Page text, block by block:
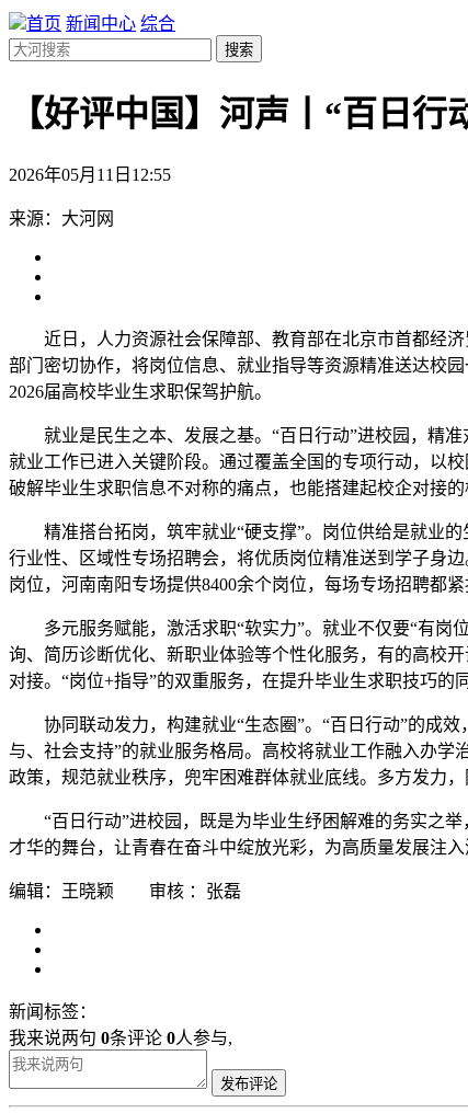
首页 新闻中心 综合
搜索
【好评中国】河声丨“百日
2026年05月11日12:55
来源：大河网
近日，人力资源社会保障部、教育部在北京市首都经
部门密切协作，将岗位信息、就业指导等资源精准送达校
2026届高校毕业生求职保驾护航。
就业是民生之本、发展之基。“百日行动”进校园，精
就业工作已进入关键阶段。通过覆盖全国的专项行动，以
破解毕业生求职信息不对称的痛点，也能搭建起校企对接
精准搭台拓岗，筑牢就业“硬支撑”。岗位供给是就业
行业性、区域性专场招聘会，将优质岗位精准送到学子身
岗位，河南南阳专场提供8400余个岗位，每场专场招聘都
多元服务赋能，激活求职“软实力”。就业不仅要“有岗
询、简历诊断优化、新职业体验等个性化服务，有的高校
对接。“岗位+指导”的双重服务，在提升毕业生求职技巧的
协同联动发力，构建就业“生态圈”。“百日行动”的成
与、社会支持”的就业服务格局。高校将就业工作融入办
政策，规范就业秩序，兜牢困难群体就业底线。多方发力
“百日行动”进校园，既是为毕业生纾困解难的务实之
才华的舞台，让青春在奋斗中绽放光彩，为高质量发展注
编辑：王晓颖 审核 ：张磊
新闻标签：
我来说两句 0条评论 0人参与,
发布评论